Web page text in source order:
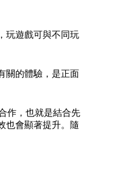
玩遊戲可與不同玩
關的體驗，是正面
作，也就是結合先
也會顯著提升。隨